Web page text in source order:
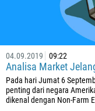
04.09.2019 09:22
Analisa Market
Pada hari Jumat 6
penting dari negara
dikenal dengan Non-Farm